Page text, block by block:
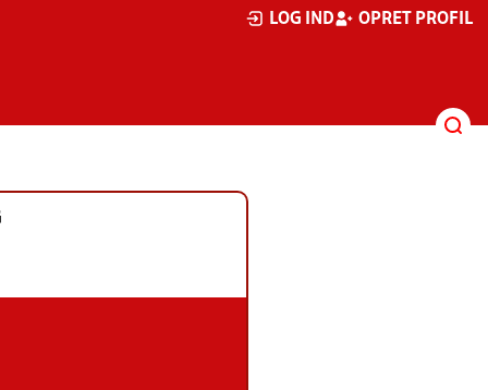
LOG IND OPRET PROFIL